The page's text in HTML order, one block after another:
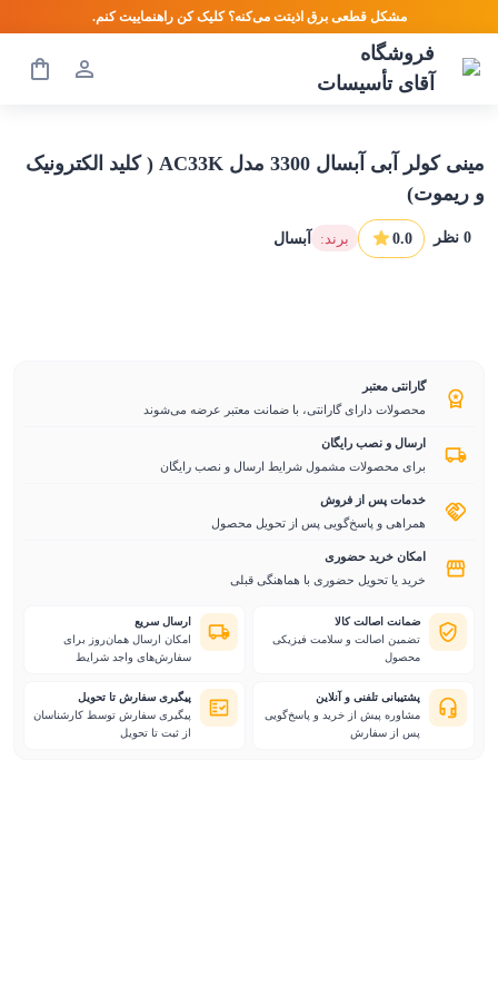
مشکل قطعی برق اذیتت می‌کنه؟ کلیک کن راهنماییت کنم.
فروشگاه
آقای تأسیسات
مینی کولر آبی آبسال 3300 مدل AC33K ( کلید الکترونیک
و ریموت)
آبسال :برند 0.0 0 نظر
گارانتی معتبر
محصولات دارای گارانتی، با ضمانت معتبر عرضه می‌شوند
ارسال و نصب رایگان
برای محصولات مشمول شرایط ارسال و نصب رایگان
خدمات پس از فروش
همراهی و پاسخ‌گویی پس از تحویل محصول
امکان خرید حضوری
خرید یا تحویل حضوری با هماهنگی قبلی
ضمانت اصالت کالا
تضمین اصالت و سلامت فیزیکی
محصول
ارسال سریع
امکان ارسال همان‌روز برای
سفارش‌های واجد شرایط
پشتیبانی تلفنی و آنلاین
مشاوره پیش از خرید و پاسخ‌گویی
پس از سفارش
پیگیری سفارش تا تحویل
پیگیری سفارش توسط کارشناسان
از ثبت تا تحویل